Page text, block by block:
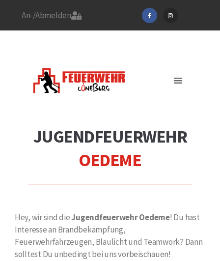
An-/Abmelden
JUGENDFEUERWEHR
OEDEME
Hey, wir sind dieJugendfeuerwehr Oedeme! Du hast
Interesse an Brandbekämpfung,
Feuerwehrfahrzeugen, Blaulicht und Teamwork? Dann
solltest Du unbedingt bei uns vorbeischauen!